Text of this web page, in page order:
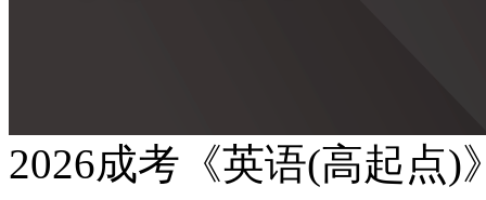
2026成考《英语(高起点)